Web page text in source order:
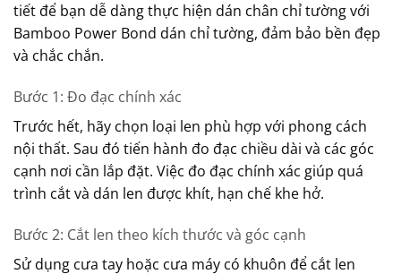
tiết để bạn dễ dàng thực hiện dán chân chỉ tường với
Bamboo Power Bond dán chỉ tường, đảm bảo bền đẹp
và chắc chắn.
Bước 1: Đo đạc chính xác
Trước hết, hãy chọn loại len phù hợp với phong cách
nội thất. Sau đó tiến hành đo đạc chiều dài và các góc
cạnh nơi cần lắp đặt. Việc đo đạc chính xác giúp quá
trình cắt và dán len được khít, hạn chế khe hở.
Bước 2: Cắt len theo kích thước và góc cạnh
Sử dụng cưa tay hoặc cưa máy có khuôn để cắt len